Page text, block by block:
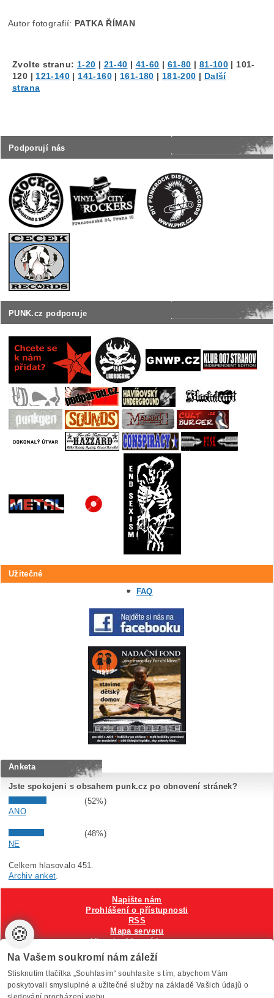
Podporují nás
PUNK.cz podporuje
Užitečné
FAQ
Autor fotografií: PATKA ŘÍMAN
Zvolte stranu: 1-20 | 21-40 | 41-60 | 61-80 | 81-100 | 101-
120 | 121-140 | 141-160| 161-180 | 181-200 | Další
strana
Anketa
Jste spokojeni s obsahem punk.cz po obnovení stránek?
(52%)
ANO
(48%)
NE
Celkem hlasovalo 451.
Archiv anket
VytvořiloAnawe , provozuje Anawe a Špína
Napište nám
Prohlášení o přístupnosti
RSS
Mapa serveru
Hlavni reklamní banner
Nastavení cookies
🍪
Na Vašem soukromí nám záleží
Stisknutím tlačítka „Souhlasím“ souhlasíte s tím, abychom Vám
poskytovali smysluplné a užitečné služby na základě Vašich údajů o